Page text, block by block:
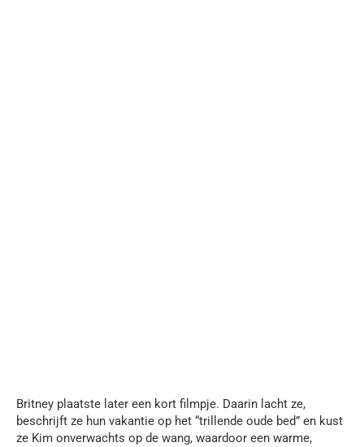
Britney plaatste later een kort filmpje. Daarin lacht ze,
beschrijft ze hun vakantie op het “trillende oude bed” en kust
ze Kim onverwachts op de wang, waardoor een warme,